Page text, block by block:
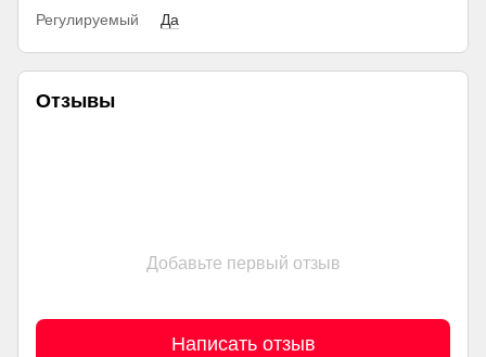
Регулируемый Да
Отзывы
Добавьте первый отзыв
Написать отзыв